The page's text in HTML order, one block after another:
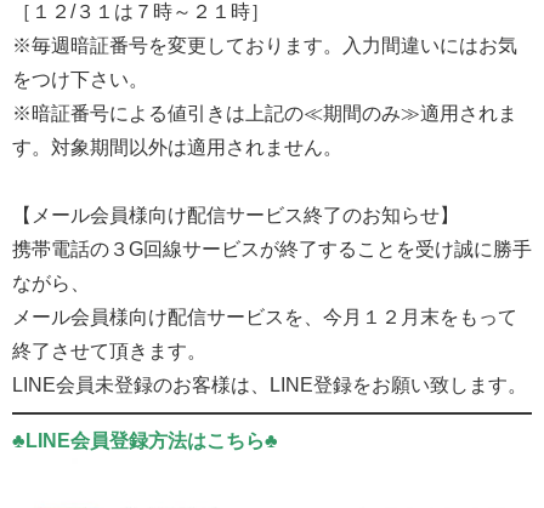
［１２/３１は７時～２１時］
※毎週暗証番号を変更しております。入力間違いにはお気
をつけ下さい。
※暗証番号による値引きは上記の≪期間のみ≫適用されま
す。対象期間以外は適用されません。
【メール会員様向け配信サービス終了のお知らせ】
携帯電話の３G回線サービスが終了することを受け誠に勝手
ながら、
メール会員様向け配信サービスを、今月１２月末をもって
終了させて頂きます。
LINE会員未登録のお客様は、LINE登録をお願い致します。
♣LINE会員登録方法はこちら♣